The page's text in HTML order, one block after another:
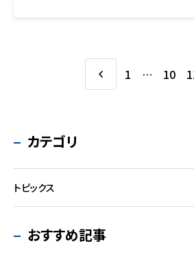
1 … 10
カテゴリ
トピックス
おすすめ記事